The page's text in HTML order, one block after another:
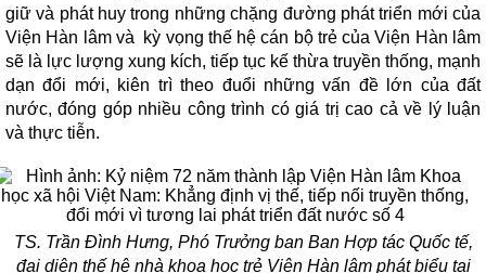
giữ và phát huy trong những chặng đường phát triển mới của
Viện Hàn lâm và kỳ vọng thế hệ cán bộ trẻ của Viện Hàn lâm
sẽ là lực lượng xung kích, tiếp tục kế thừa truyền thống, mạnh
dạn đổi mới, kiên trì theo đuổi những vấn đề lớn của đất
nước, đóng góp nhiều công trình có giá trị cao cả về lý luận
và thực tiễn.
TS. Trần Đình Hưng, Phó Trưởng ban Ban Hợp tác Quốc tế,
đại diện thế hệ nhà khoa học trẻ Viện Hàn lâm phát biểu tại